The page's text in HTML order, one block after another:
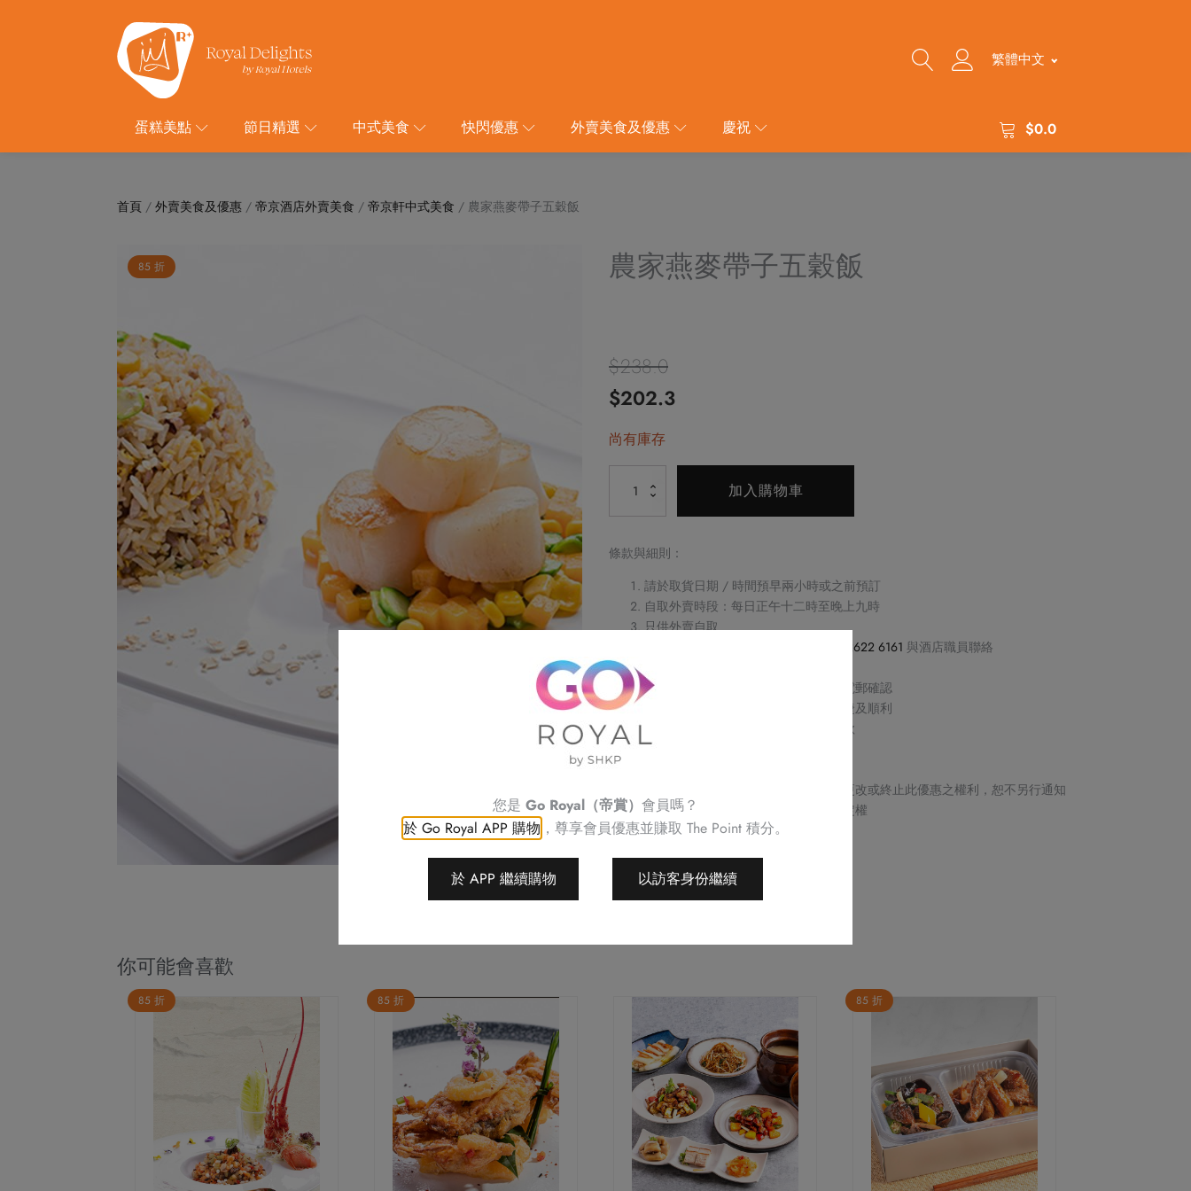
繁體中文
蛋糕美點 節日精選 中式美食 快閃優惠 外賣美食及優惠 慶祝 $0.0
首頁 / 外賣美食及優惠 / 帝京酒店外賣美食 / 帝京軒中式美食 / 農家燕麥帶子五穀飯
85 折 農家燕麥帶子五穀飯
$238.0
原
始
價
格：
$238.0。
$202.3目
價
$202.3。
尚有庫存
麥
飯
數
量
加入購物車
條款與細則：
請於取貨日期 / 時間預早兩小時或之前預訂
自取外賣時段：每日正午十二時至晚上九時
只供外賣自取
2622 6161 與酒店職員聯絡
訂單詳情及取貨時間將會透過電話或電郵確認
請務必檢查所填資料，以確保交易快捷及順利
訂單一經確認，不可更改、取消或退款
不可補發、更換或購買其他產品
帝京酒店保留修改優惠條款及細則、更改或終止此優惠之權利，恕不另行通知
如有任何爭議，帝京酒店保留最終決定權
你可能會喜歡
85 折 85 折 85 折
您是 Go Royal（帝賞） 會員嗎？
於 Go Royal APP 購物 ，尊享會員優惠並賺取 The Point 積分。
於 APP 繼續購物 以訪客身份繼續